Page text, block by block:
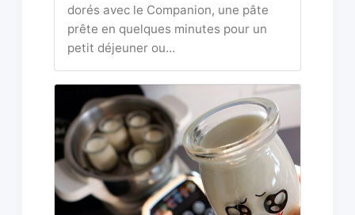
dorés avec le Companion, une pâte
prête en quelques minutes pour un
petit déjeuner ou…